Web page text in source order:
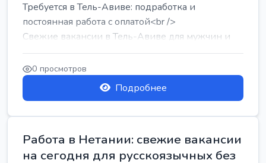
Требуется в Тель-Авиве: подработка и
постоянная работа с оплатой<br />
Свежие вакансии в Тель-Авиве для мужчин и
женщин от хозя...
0 просмотров
Подробнее
Работа в Нетании: свежие вакансии
на сегодня для русскоязычных без